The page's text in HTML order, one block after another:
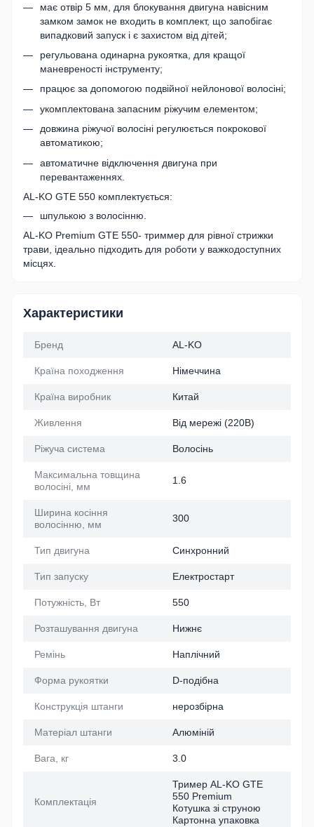
має отвір 5 мм, для блокування двигуна навісним
замком замок не входить в комплект, що запобігає
випадковий запуск і є захистом від дітей;
регульована одинарна рукоятка, для кращої
маневреності інструменту;
працює за допомогою подвійної нейлонової волосіні;
укомплектована запасним ріжучим елементом;
довжина ріжучої волосіні регулюється покрокової
автоматикою;
автоматичне відключення двигуна при
перевантаженнях.
AL-KO GTE 550 комплектується:
шпулькою з волосінню.
AL-KO Premium GTE 550- триммер для рівної стрижки
трави, ідеально підходить для роботи у важкодоступних
місцях.
Характеристики
Бренд AL-KO
Країна походження Німеччина
Країна виробник Китай
Живлення Від мережі (220В)
Ріжуча система Волосінь
Максимальна товщина
волосіні, мм
1.6
Ширина косіння
волосінню, мм
300
Тип двигуна Синхронний
Тип запуску Електростарт
Потужність, Вт 550
Розташування двигуна Нижнє
Ремінь Наплічний
Форма рукоятки D-подібна
Конструкція штанги нерозбірна
Матеріал штанги Алюміній
Вага, кг 3.0
Комплектація
Тример AL-KO GTE
550 Premium
Котушка зі струною
Картонна упаковка